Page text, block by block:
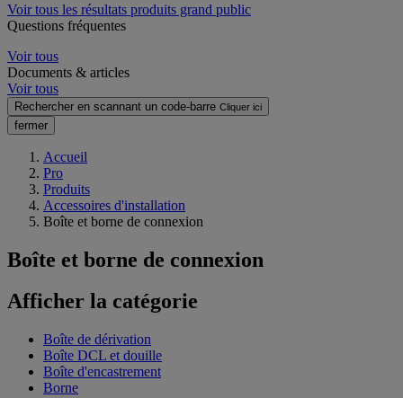
Voir tous les résultats produits grand public
Questions fréquentes
Voir tous
Documents & articles
Voir tous
Rechercher en scannant un code-barre Cliquer ici
fermer
Accueil
Pro
Produits
Accessoires d'installation
Boîte et borne de connexion
Boîte et borne de connexion
Afficher la catégorie
Boîte de dérivation
Boîte DCL et douille
Boîte d'encastrement
Borne